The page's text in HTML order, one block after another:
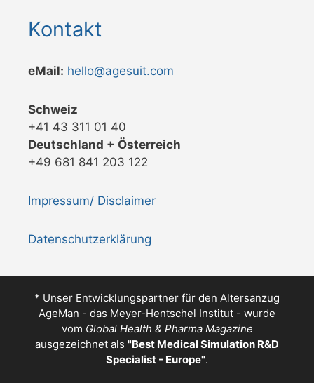
Kontakt
eMail: hello@agesuit.com
Schweiz
+41 43 311 01 40
Deutschland + Österreich
+49 681 841 203 122
Impressum/ Disclaimer
Datenschutzerklärung
* Unser Entwicklungspartner für den Altersanzug
AgeMan - das Meyer-Hentschel Institut - wurde
vom Global Health & Pharma Magazine
ausgezeichnet als "Best Medical Simulation R&D
Specialist - Europe".